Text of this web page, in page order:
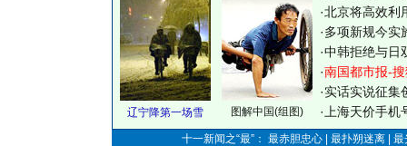
辽宁降第一场雪 图解中国(组图)
·北京将高效利
·多项新规今实
·中韩拒绝与日
·南国都市报-
·实话实说征集
· 上海天价手
十一新闻之“最”： 最赤胆忠心 | 最扑朔迷离 |